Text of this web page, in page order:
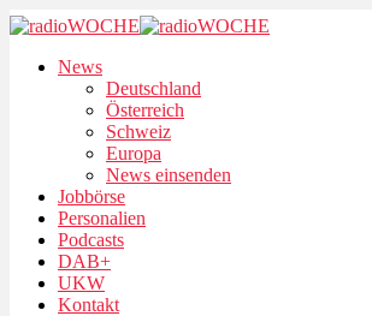
News
Deutschland
Österreich
Schweiz
Europa
News einsenden
Jobbörse
Personalien
Podcasts
DAB+
UKW
Kontakt